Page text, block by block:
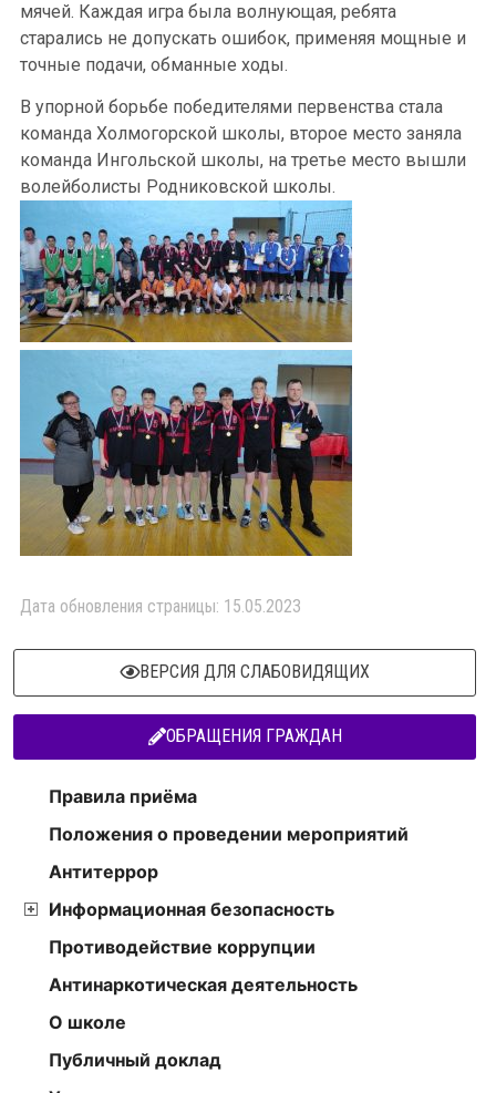
мячей. Каждая игра была волнующая, ребята
старались не допускать ошибок, применяя мощные и
точные подачи, обманные ходы.
В упорной борьбе победителями первенства стала
команда Холмогорской школы, второе место заняла
команда Ингольской школы, на третье место вышли
волейболисты Родниковской школы.
Дата обновления страницы: 15.05.2023
ВЕРСИЯ ДЛЯ СЛАБОВИДЯЩИХ
ОБРАЩЕНИЯ ГРАЖДАН
Правила приёма
Положения о проведении мероприятий
Антитеррор
Информационная безопасность
Противодействие коррупции
Антинаркотическая деятельность
О школе
Публичный доклад